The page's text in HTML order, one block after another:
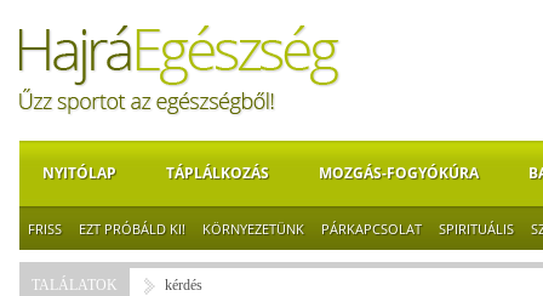
NYITÓLAP TÁPLÁLKOZÁS MOZGÁS-FOGYÓKÚRA
FRISS EZT PRÓBÁLD KI! KÖRNYEZETÜNK PÁRKAPCSOLAT SPIRITUÁLIS
TALÁLATOK kérdés